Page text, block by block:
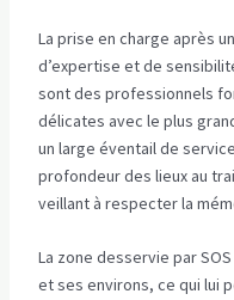
La prise en charge après
d’expertise et de
sont des professionnels
délicates avec le plus
un large éventail de
profondeur des lieux au
veillant à respecter la
La zone desservie par
et ses environs, ce qui lui